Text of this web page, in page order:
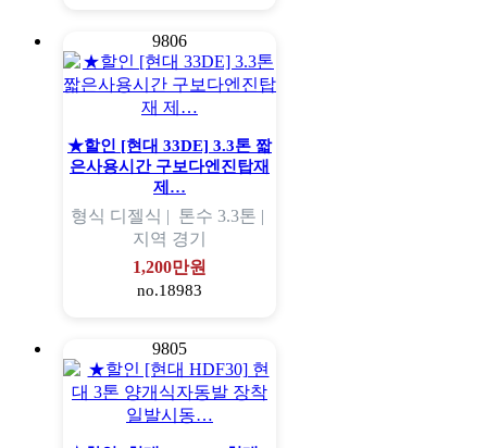
9806
★할인 [현대 33DE] 3.3톤 짧
은사용시간 구보다엔진탑재
제…
형식 디젤식 | 톤수 3.3톤 |
지역 경기
1,200만원
no.18983
9805